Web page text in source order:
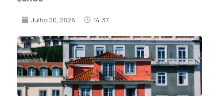
Julho 20, 2026 14:37